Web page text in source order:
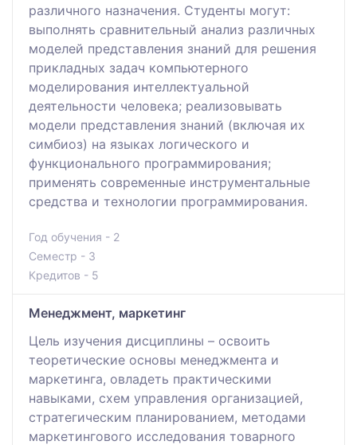
различного назначения. Студенты могут:
выполнять сравнительный анализ различных
моделей представления знаний для решения
прикладных задач компьютерного
моделирования интеллектуальной
деятельности человека; реализовывать
модели представления знаний (включая их
симбиоз) на языках логического и
функционального программирования;
применять современные инструментальные
средства и технологии программирования.
Год обучения - 2
Семестр - 3
Кредитов - 5
Менеджмент, маркетинг
Цель изучения дисциплины – освоить
теоретические основы менеджмента и
маркетинга, овладеть практическими
навыками, схем управления организацией,
стратегическим планированием, методами
маркетингового исследования товарного